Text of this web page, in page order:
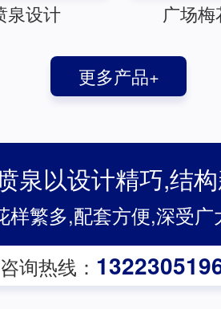
泉设计 广场
更多产品+
泉以设计精巧,结
样繁多,配套方便,深受广
咨询热线：